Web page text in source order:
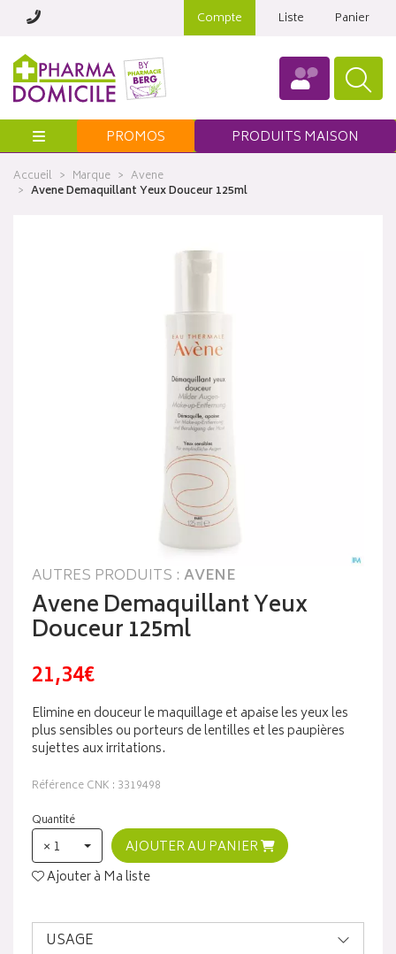
Compte Liste Panier
Menu PROMOS PRODUITS MAISON
Accueil Marque
Avene
Avene Demaquillant Yeux Douceur 125ml
AUTRES PRODUITS : AVENE
Avene Demaquillant Yeux
Douceur 125ml
21,34€
Elimine en douceur le maquillage et apaise les yeux les
plus sensibles ou porteurs de lentilles et les paupières
sujettes aux irritations.
Référence CNK : 3319498
Quantité
× 1
AJOUTER AU PANIER
Ajouter à Ma liste
USAGE